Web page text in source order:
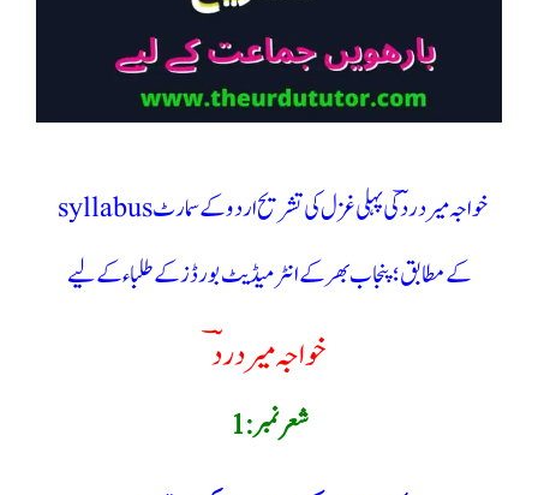
کے مطابق ؛پنجاب بھر کے انٹر میڈیٹ بورڈز کے طلباء کے لیے
خواجہ میر دردؔ
شعر نمبر:1